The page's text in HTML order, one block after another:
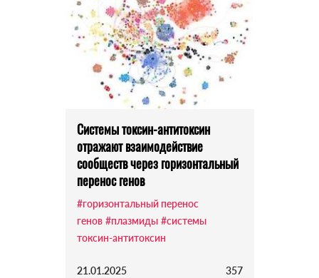
Системы токсин-антитоксин
отражают взаимодействие
сообществ через горизонтальный
перенос генов
#горизонтальный перенос
генов #плазмиды #системы
токсин-антитоксин
21.01.2025 357